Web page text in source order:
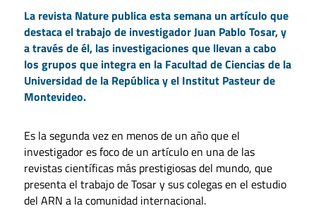
La revista Nature publica esta semana un artículo que
destaca el trabajo de investigador Juan Pablo Tosar, y
a través de él, las investigaciones que llevan a cabo
los grupos que integra en la Facultad de Ciencias de la
Universidad de la República y el Institut Pasteur de
Montevideo.
Es la segunda vez en menos de un año que el
investigador es foco de un artículo en una de las
revistas científicas más prestigiosas del mundo, que
presenta el trabajo de Tosar y sus colegas en el estudio
del ARN a la comunidad internacional.